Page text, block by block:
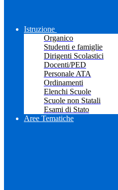
Istruzione
Organico
Studenti e famiglie
Dirigenti Scolastici
Docenti/PED
Personale ATA
Ordinamenti
Elenchi Scuole
Scuole non Statali
Esami di Stato
Aree Tematiche